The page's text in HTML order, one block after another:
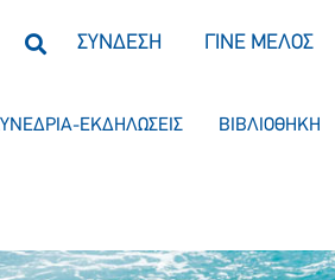
ΣΥΝΔΕΣΗ ΓΙΝΕ ΜΕΛΟΣ
ΕΚΔΗΛΩΣΕΙΣ ΒΙΒΛΙΟΘΗΚΗ